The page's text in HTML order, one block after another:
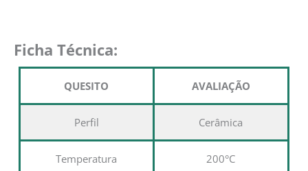
Ficha Técnica:
QUESITO AVALIAÇÃO
Perfil Cerâmica
Temperatura 200°C